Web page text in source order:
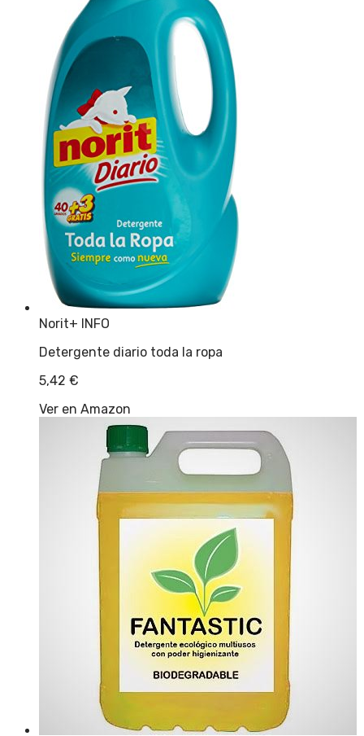
Norit+ INFO
Detergente diario toda la ropa
5,42 €
Ver en Amazon